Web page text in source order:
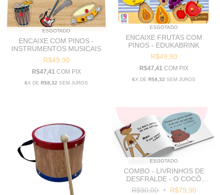
ESGOTADO
ENCAIXE COM PINOS -
INSTRUMENTOS MUSICAIS
R$49,90
R$47,41 COM PIX
6X DE R$8,32 SEM JUROS
ESGOTADO
ENCAIXE FRUTAS COM
PINOS - EDUKABRINK
R$49,90
R$47,41 COM PIX
6X DE R$8,32 SEM JUROS
ESGOTADO
COMBO - LIVRINHOS DE
DESFRALDE - O COCÔ
AMIGO + TCHAU FRALDAS
R$90,00 R$79,90